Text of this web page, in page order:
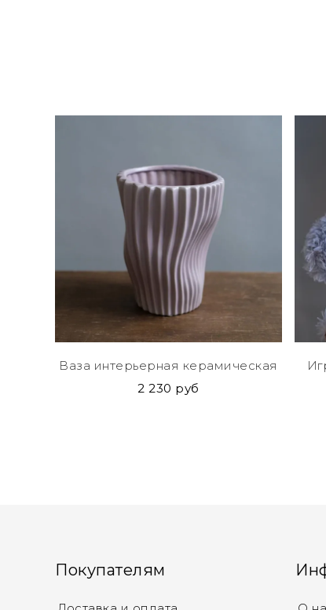
Ваза интерьерная керамическая
2 230 руб
Покупателям